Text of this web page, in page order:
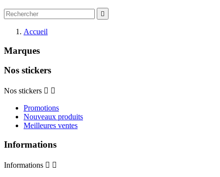

Accueil
Marques
Nos stickers
Nos stickers  
Promotions
Nouveaux produits
Meilleures ventes
Informations
Informations  